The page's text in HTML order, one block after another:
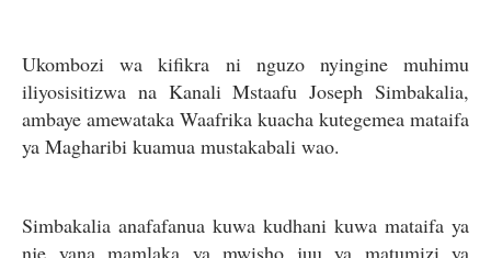
Ukombozi wa kifikra ni nguzo nyingine muhimu
iliyosisitizwa na Kanali Mstaafu Joseph Simbakalia,
ambaye amewataka Waafrika kuacha kutegemea mataifa
ya Magharibi kuamua mustakabali wao.
Simbakalia anafafanua kuwa kudhani kuwa mataifa ya
nje yana mamlaka ya mwisho juu ya matumizi ya